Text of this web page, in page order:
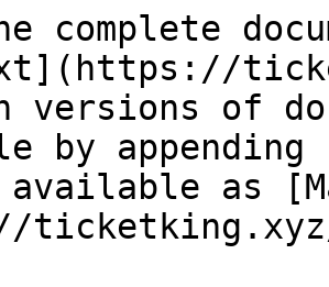
complete
versions of
by
as
ticketking.xyz/